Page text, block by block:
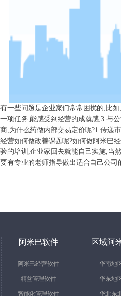
有一些问题是企业家们常常困扰的, 比如,
一项任务,能感受到经营的成就感;3.与公
商,为什么药做内部交易定价呢?1.传递
经营如何做改善课题呢?如何做阿米巴
验的培训,企业家回去就能自己实施,当
要有专业的老师指导做出适合自己公
阿米巴软件
阿米巴经营软件
精益管理软件
智能化管理软件
区域阿
华南地
华东地
华北东